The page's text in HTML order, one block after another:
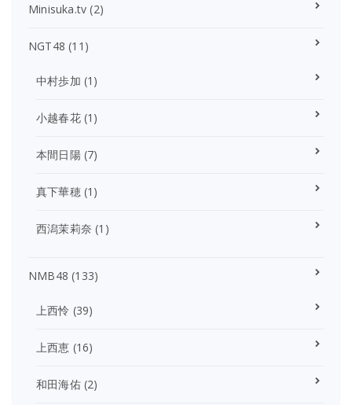
Minisuka.tv (2)
NGT48 (11)
中村歩加 (1)
小越春花(1)
本間日陽(7)
真下華穂(1)
西潟茉莉奈 (1)
NMB48 (133)
上西怜 (39)
上西恵 (16)
和田海佑(2)